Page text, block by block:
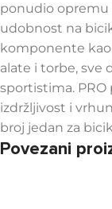
ponudio opremu
udobnost na
komponente kao
alate i torbe, sve
sportistima. PRO
izdržljivost i
broj jedan za
Povezani